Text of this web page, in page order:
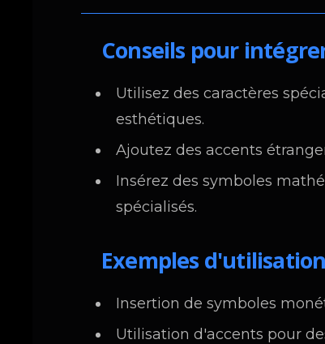
Conseils pour
Utilisez des caractères
esthétiques.
Ajoutez des accents
Insérez des symboles
spécialisés.
Exemples d'utilisation
Insertion de symboles
Utilisation d'accents pour